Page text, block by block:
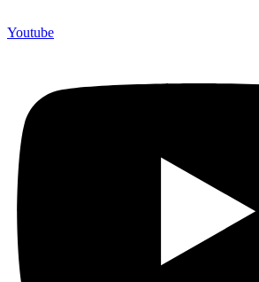
Youtube